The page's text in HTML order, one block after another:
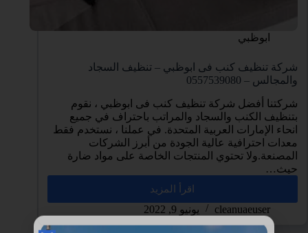
ابوظبي
شركة تنظيف كنب فى ابوظبي – تنظيف السجاد
والمجالس – 0557539080
شركتنا أفضل شركة تنظيف كنب فى ابوظبي ، نقوم
بتنظيف الكنب والسجاد والمراتب باحتراف في جميع
انحاء الإمارات العربية المتحدة. في عملنا ، نستخدم فقط
معدات احترافية عالية الجودة من أبرز الشركات
المصنعة.ولا تحتوي المنتجات الخاصة على مواد ضارة
حيث…
اقرأ المزيد
cleanuaeuser يونيو 9, 2022